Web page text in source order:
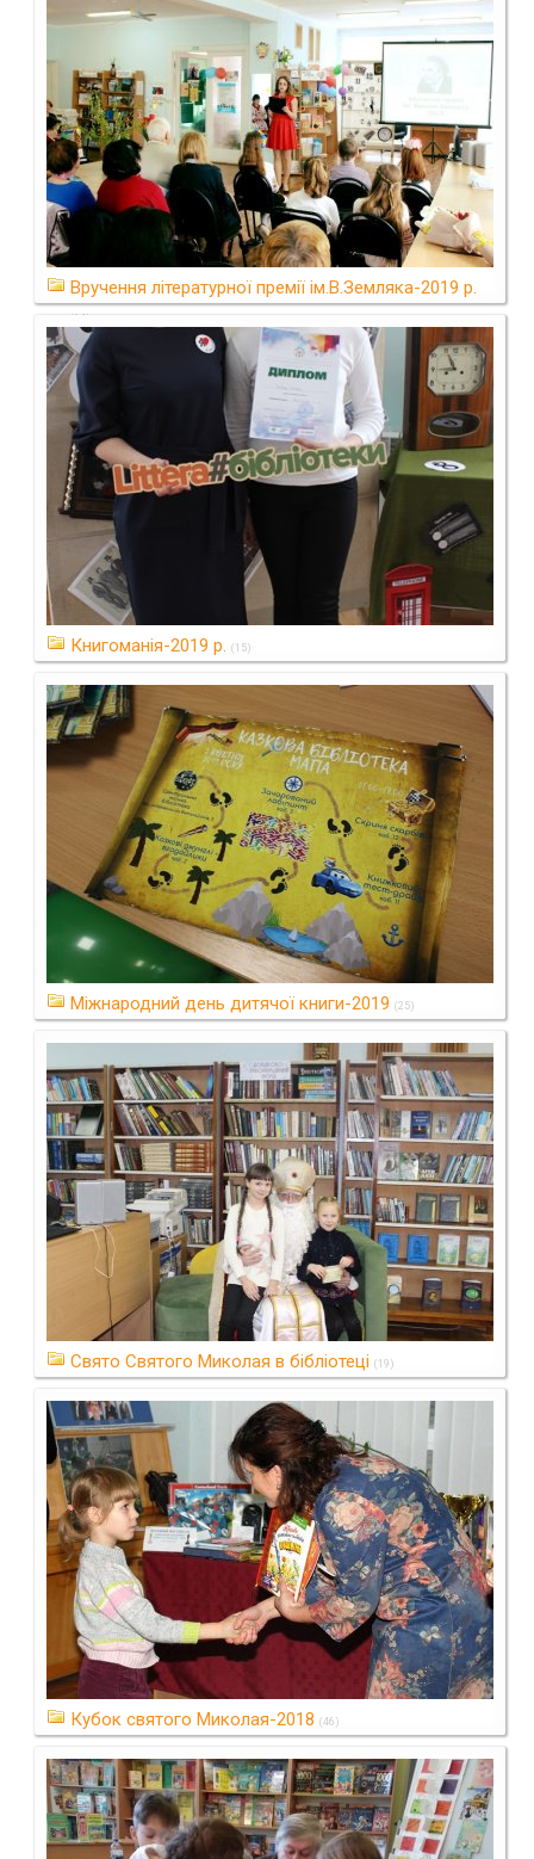
Вручення літературної премії ім.В.Земляка-2019 р.
(14)
Книгоманія-2019 р. (15)
Міжнародний день дитячої книги-2019 (25)
Свято Святого Миколая в бібліотеці (19)
Кубок святого Миколая-2018 (46)